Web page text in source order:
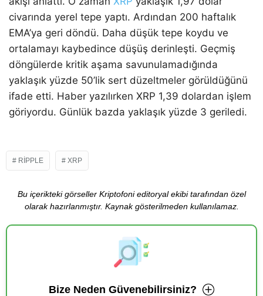
civarında yerel tepe yaptı. Ardından 200 haftalık
EMA’ya geri döndü. Daha düşük tepe koydu ve
ortalamayı kaybedince düşüş derinleşti. Geçmiş
döngülerde kritik aşama savunulamadığında
yaklaşık yüzde 50’lik sert düzeltmeler görüldüğünü
ifade etti. Haber yazılırken XRP 1,39 dolardan işlem
göriyordu. Günlük bazda yaklaşık yüzde 3 geriledi.
RIPPLE XRP
Bu içerikteki görseller Kriptofoni editoryal ekibi tarafından özel
olarak hazırlanmıştır. Kaynak gösterilmeden kullanılamaz.
Bize Neden Güvenebilirsiniz?